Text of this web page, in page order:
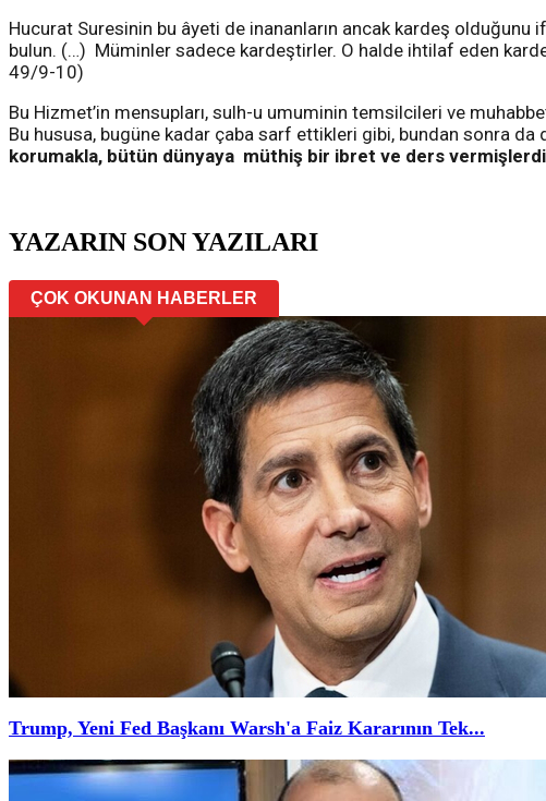
Hucurat Suresinin bu âyeti de inananların ancak kardeş
bulun. (…) Müminler sadece kardeştirler. O halde ihtilaf eden
49/9-10)
Bu Hizmet’in mensupları, sulh-u umuminin temsilcileri ve
Bu hususa, bugüne kadar çaba sarf ettikleri gibi, bundan sonra da
korumakla, bütün dünyaya müthiş bir ibret ve ders
YAZARIN SON YAZILARI
ÇOK OKUNAN HABERLER
Trump, Yeni Fed Başkanı Warsh'a Faiz Kararının Tek...